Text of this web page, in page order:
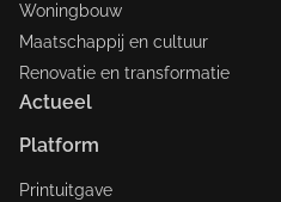
Woningbouw
Maatschappij en cultuur
Renovatie en transformatie
Actueel
Platform
Printuitgave